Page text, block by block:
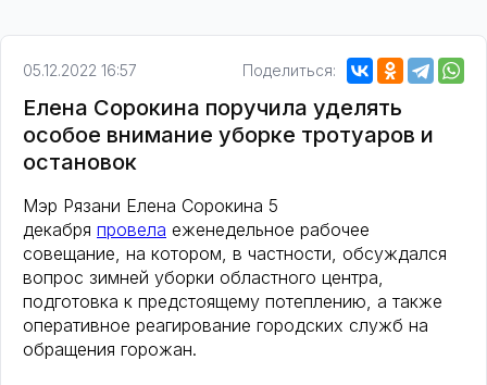
05.12.2022 16:57 Поделиться:
Елена Сорокина поручила уделять
особое внимание уборке тротуаров и
остановок
Мэр Рязани Елена Сорокина 5
декабря провела еженедельное рабочее
совещание, на котором, в частности, обсуждался
вопрос зимней уборки областного центра,
подготовка к предстоящему потеплению, а также
оперативное реагирование городских служб на
обращения горожан.